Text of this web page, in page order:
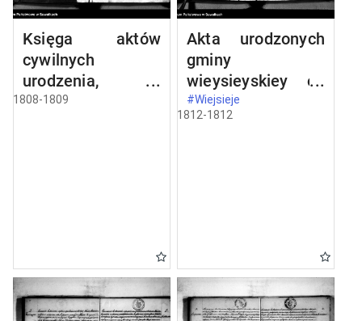
Księga aktów
cywilnych
urodzenia,
stosowanie do
tychże aktów niżej
podpisanego
zaczęta i
kontynuowana
1808-1809
Akta urodzonych
gminy
wieysieyskiey od
1-go stycznia
1812 roku
#Wiejsieje
1812-1812